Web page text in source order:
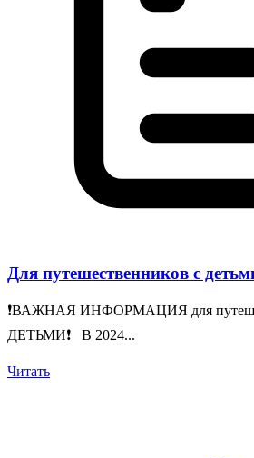
Для путешественников с
❗️ВАЖНАЯ ИНФОРМАЦИЯ для
ДЕТЬМИ❗️ В 2024...
Читать